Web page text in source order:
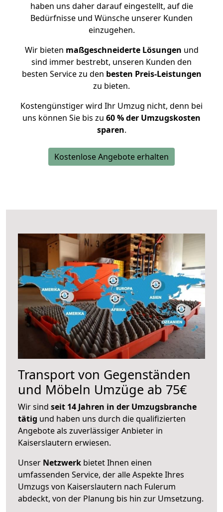
haben uns daher darauf eingestellt, auf die
Bedürfnisse und Wünsche unserer Kunden
einzugehen.
Wir bieten maßgeschneiderte Lösungen und
sind immer bestrebt, unseren Kunden den
besten Service zu den besten Preis-Leistungen
zu bieten.
Kostengünstiger wird Ihr Umzug nicht, denn bei
uns können Sie bis zu 60 % der Umzugskosten
sparen.
Kostenlose Angebote erhalten
Transport von Gegenständen
und Möbeln Umzüge ab 75€
Wir sind seit 14 Jahren in der Umzugsbranche
tätig und haben uns durch die qualifizierten
Angebote als zuverlässiger Anbieter in
Kaiserslautern erwiesen.
Unser Netzwerk bietet Ihnen einen
umfassenden Service, der alle Aspekte Ihres
Umzugs von Kaiserslautern nach Fulerum
abdeckt, von der Planung bis hin zur Umsetzung.